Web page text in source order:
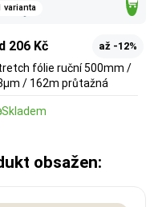
varianta
206 Kč až -12%
fólie ruční 500mm /
/ 162m průtažná
Skladem
obsažen: